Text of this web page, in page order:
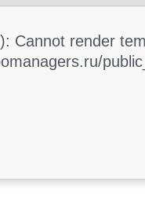
Cannot render